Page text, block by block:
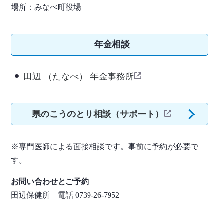
場所：みなべ町役場
年金相談
田辺 （たなべ） 年金事務所
県のこうのとり相談（サポート）
※専門医師による面接相談です。事前に予約が必要で
す。
お問い合わせとご予約
田辺保健所 電話 0739-26-7952